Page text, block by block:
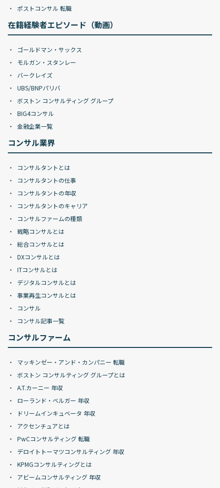
ポストコンサル 転職
在籍経験者エピソード（動画）
ゴールドマン・サックス
モルガン・スタンレー
バークレイズ
UBS/BNPパリバ
ボストン コンサルティング グループ
BIG4コンサル
金融企業一覧
コンサル業界
コンサルタントとは
コンサルタントの仕事
コンサルタントの年収
コンサルタントのキャリア
コンサルファームの種類
戦略コンサルとは
総合コンサルとは
DXコンサルとは
ITコンサルとは
デジタルコンサルとは
事業再生コンサルとは
コンサル
コンサル記事一覧
コンサルファーム
マッキンゼー・アンド・カンパニー 転職
ボストン コンサルティング グループとは
A.T.カーニー 年収
ローランド・ベルガー 年収
ドリームインキュベータ 年収
アクセンチュアとは
PwCコンサルティング 転職
デロイトトーマツコンサルティング 年収
KPMGコンサルティングとは
アビームコンサルティング 年収